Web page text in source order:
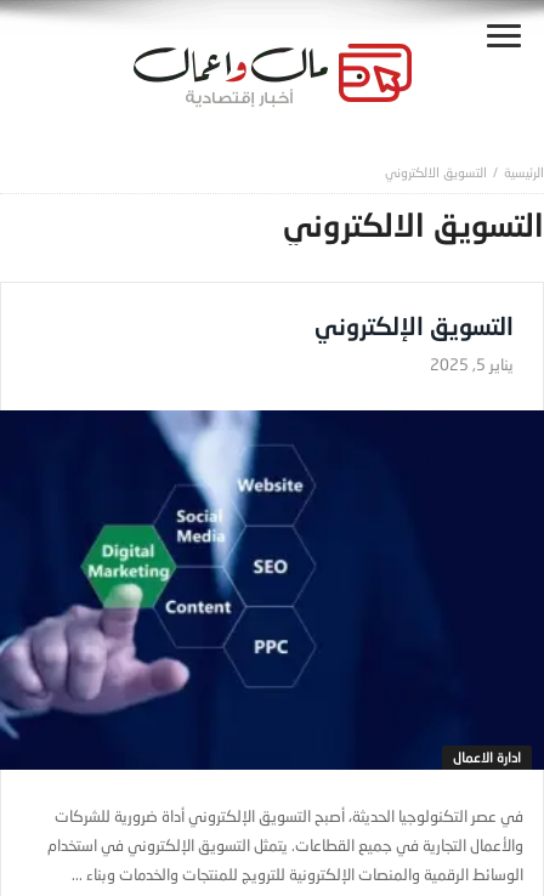
التسويق الالكتروني
التسويق الالكتروني
التسويق الإلكتروني
يناير 5, 2025
ادارة الاعمال
في عصر التكنولوجيا الحديثة، أصبح التسويق الإلكتروني أداة ضرورية للشركات
والأعمال التجارية في جميع القطاعات. يتمثل التسويق الإلكتروني في استخدام
الوسائط الرقمية والمنصات الإلكترونية للترويج للمنتجات والخدمات وبناء ...